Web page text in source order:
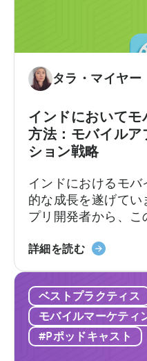
る
由」
つ
い
て
ゥ・
プ
の
ビ
ジ
ス
モ
デ
ル」
方
実
績
あ
る
フ
レ
ー
ム
ワ
ー
ク」
に
つ
い
て
タラ・マイヤー
インドにおいて
方法：モバイル
ション戦略
インドにおけるモ
的な成長を遂げて
プリ開発者から、
プリのローカライゼ
詳細を読む「イ
の
モ
バ
イ
ベストプラクティス
モバイルマーケティ
#Pポッドキャスト